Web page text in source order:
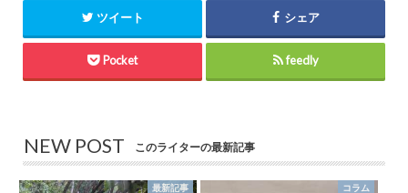
ツイート シェア
Pocket feedly
NEW POST このライターの最新記事
最新記事 コラム